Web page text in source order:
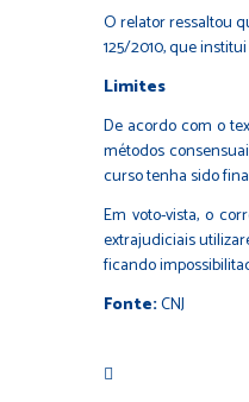
O relator ressaltou
125/2010, que
Limites
De acordo com o
métodos
curso tenha sido
Em voto-vista, o
extrajudiciais
ficando
Fonte:CNJ